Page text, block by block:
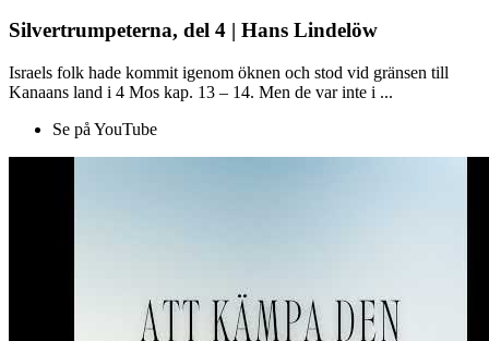
Silvertrumpeterna, del 4 | Hans Lindelöw
Israels folk hade kommit igenom öknen och stod vid gränsen till
Kanaans land i 4 Mos kap. 13 – 14. Men de var inte i ...
Se på YouTube